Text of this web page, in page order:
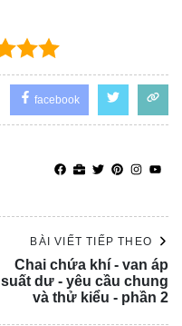
facebook
BÀI VIẾT TIẾP THEO
Chai chứa khí - van áp
suất dư - yêu cầu chung
và thử kiểu - phần 2